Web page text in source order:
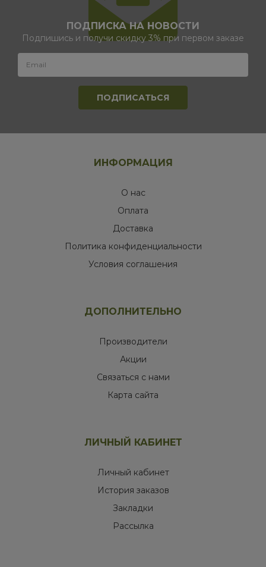
ПОДПИСКА НА НОВОСТИ
Подпишись и получи скидку 3% при первом заказе
ИНФОРМАЦИЯ
О нас
Оплата
Доставка
Политика конфиденциальности
Условия соглашения
ДОПОЛНИТЕЛЬНО
Производители
Акции
Связаться с нами
Карта сайта
ЛИЧНЫЙ КАБИНЕТ
Личный кабинет
История заказов
Закладки
Рассылка